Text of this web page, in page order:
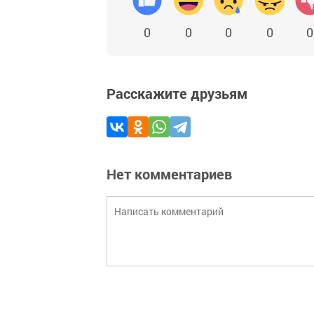
0 0 0 0 0
Расскажите друзьям
Нет комментариев